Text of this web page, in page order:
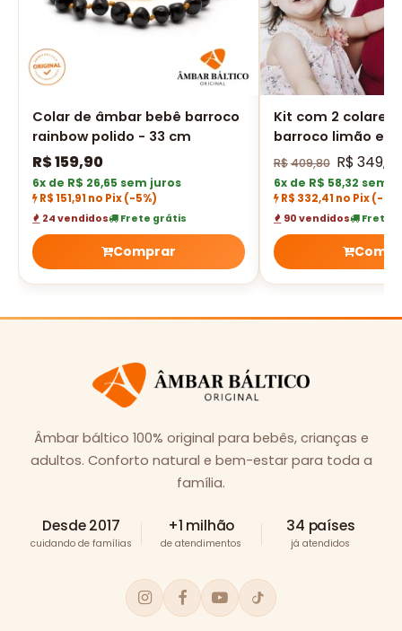
Colar de âmbar bebê barroco
rainbow polido - 33 cm
R$159,90
6x de R$ 26,65 sem juros
R$ 151,91 no Pix(-5%)
24 vendidos Frete grátis
Comprar
Kit com 2 colares
barroco limão e
polido (1 para
bebê)
R$409,80 R$ 349,90
6x de R$ 58,32 sem
R$ 332,41 no Pix(-
90 vendidos Frete
Âmbar báltico 100% original para bebês, crianças e
adultos. Conforto natural e bem-estar para toda a
família.
Desde 2017
cuidando de famílias
+1 milhão
de atendimentos
34 países
já atendidos